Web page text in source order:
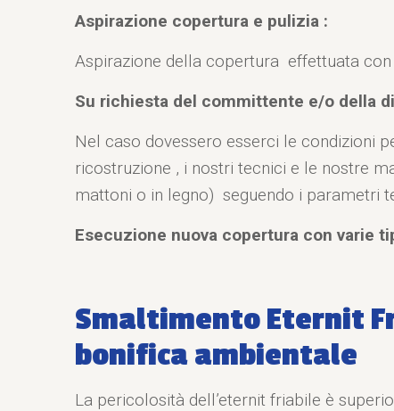
Aspirazione copertura e pulizia :
Aspirazione della copertura effettuata
Su richiesta del committente e/o della
Nel caso dovessero esserci le condizioni
ricostruzione , i nostri tecnici e le nostre
mattoni o in legno) seguendo i parametri
Esecuzione nuova copertura con varie
Smaltimento Eternit
bonifica ambientale
La pericolosità dell’eternit friabile è